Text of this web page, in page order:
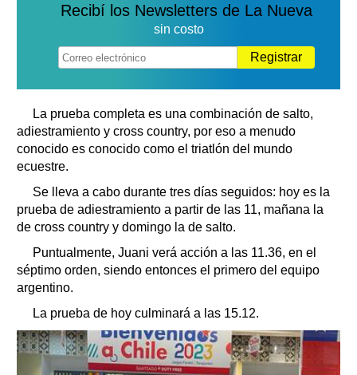
Recibí los Newsletters de La Nueva
sin costo
Registrar
La prueba completa es una combinación de salto,
adiestramiento y cross country, por eso a menudo
conocido es conocido como el triatlón del mundo
ecuestre.
Se lleva a cabo durante tres días seguidos: hoy es la
prueba de adiestramiento a partir de las 11, mañana la
de cross country y domingo la de salto.
Puntualmente, Juani verá acción a las 11.36, en el
séptimo orden, siendo entonces el primero del equipo
argentino.
La prueba de hoy culminará a las 15.12.